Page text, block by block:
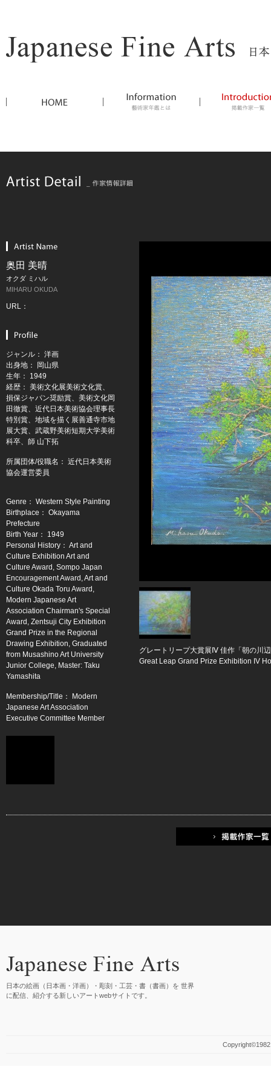
奥田 美晴
オクダ ミハル
MIHARU OKUDA
URL：
ジャンル： 洋画
出身地： 岡山県
生年： 1949
経歴： 美術文化展美術文化賞、
損保ジャパン奨励賞、美術文化岡
田徹賞、近代日本美術協会理事長
特別賞、地域を描く展善通寺市地
展大賞、武蔵野美術短期大学美術
科卒、師 山下拓
所属団体/役職名： 近代日本美術
協会運営委員
Genre： Western Style Painting
Birthplace： Okayama
Prefecture
Birth Year： 1949
Personal History： Art and
Culture Exhibition Art and
Culture Award, Sompo Japan
Encouragement Award, Art and
Culture Okada Toru Award,
Modern Japanese Art
Association Chairman's Special
Award, Zentsuji City Exhibition
Grand Prize in the Regional
Drawing Exhibition, Graduated
from Musashino Art University
Junior College, Master: Taku
Yamashita
Membership/Title： Modern
Japanese Art Association
Executive Committee Member
グレートリープ大賞展Ⅳ 佳作「朝の川
Great Leap Grand Prize Exhibition IV
日本の絵画（日本画・洋画）・彫刻・工芸・書（書画）を 世界
に配信、紹介する新しいアートwebサイトです。